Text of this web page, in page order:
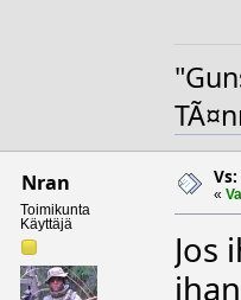
Nran
Toimikunta
Käyttäjä
«
Jos